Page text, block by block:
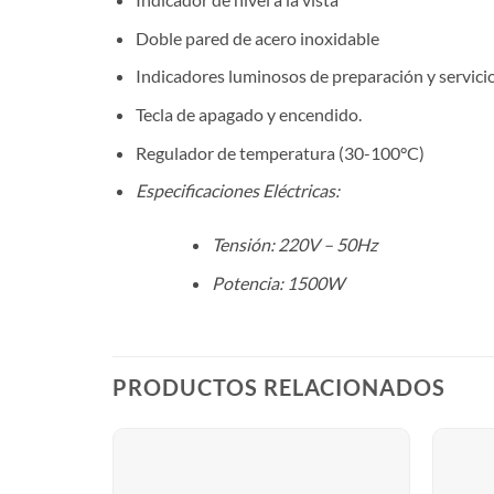
Doble pared de acero inoxidable
Indicadores luminosos de preparación y
Tecla de apagado y encendido.
Regulador de temperatura (30-100°C)
Especificaciones Eléctricas:
Tensión: 220V – 50Hz
Potencia: 1500W
PRODUCTOS RELACIONADOS